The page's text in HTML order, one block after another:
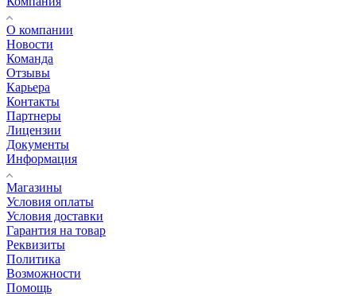
О компании
Новости
Команда
Отзывы
Карьера
Контакты
Партнеры
Лицензии
Документы
Информация
Магазины
Условия оплаты
Условия доставки
Гарантия на товар
Реквизиты
Политика
Возможности
Помощь